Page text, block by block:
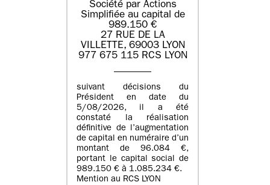
Société par Actions
Simplifiée au capital de
989.150 €
27 RUE DE LA
VILLETTE, 69003 LYON
977 675 115 RCS LYON
suivant décisions du
Président en date du
5/08/2026, il a été
constaté la réalisation
définitive de l’augmentation
de capital en numéraire d’un
montant de 96.084 €,
portant le capital social de
989.150 € à 1.085.234 €.
Mention au RCS LYON